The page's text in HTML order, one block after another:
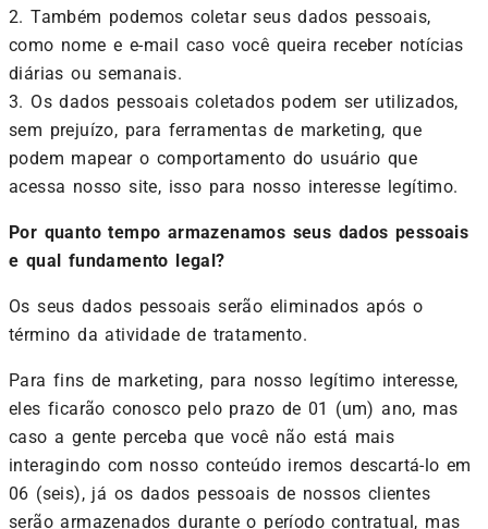
2. Também podemos coletar seus dados pessoais,
como nome e e-mail caso você queira receber notícias
diárias ou semanais.
3. Os dados pessoais coletados podem ser utilizados,
sem prejuízo, para ferramentas de marketing, que
podem mapear o comportamento do usuário que
acessa nosso site, isso para nosso interesse legítimo.
Por quanto tempo armazenamos seus dados pessoais
e qual fundamento legal?
Os seus dados pessoais serão eliminados após o
término da atividade de tratamento.
Para fins de marketing, para nosso legítimo interesse,
eles ficarão conosco pelo prazo de 01 (um) ano, mas
caso a gente perceba que você não está mais
interagindo com nosso conteúdo iremos descartá-lo em
06 (seis), já os dados pessoais de nossos clientes
serão armazenados durante o período contratual, mas